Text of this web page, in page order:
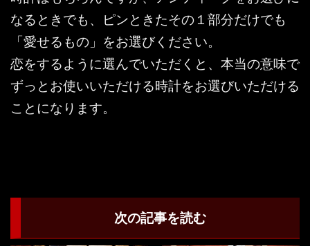
なるときでも、ピンときたその１部分だけでも
「愛せるもの」をお選びください。
恋をするように選んでいただくと、本当の意味で
ずっとお使いいただける時計をお選びいただける
ことになります。
次の記事を読む